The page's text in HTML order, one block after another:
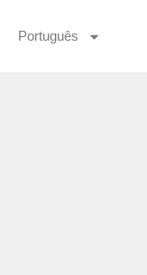
Português